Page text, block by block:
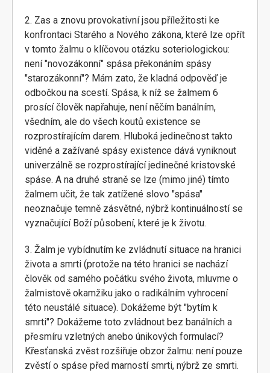
2. Zas a znovu provokativní jsou příležitosti ke
konfrontaci Starého a Nového zákona, které lze opřít
v tomto žalmu o klíčovou otázku soteriologickou:
není "novozákonní" spása překonáním spásy
"starozákonní"? Mám zato, že kladná odpověď je
odbočkou na scestí. Spása, k níž se žalmem 6
prosící člověk napřahuje, není něčím banálním,
všedním, ale do všech koutů existence se
rozprostírajícím darem. Hluboká jedinečnost takto
viděné a zažívané spásy existence dává vyniknout
univerzálně se rozprostírající jedinečné kristovské
spáse. A na druhé straně se lze (mimo jiné) tímto
žalmem učit, že tak zatížené slovo "spása"
neoznačuje temně zásvětné, nýbrž kontinuálností se
vyznačující Boží působení, které je k životu.
3. Žalm je vybídnutím ke zvládnutí situace na hranici
života a smrti (protože na této hranici se nachází
člověk od samého počátku svého života, mluvme o
žalmistově okamžiku jako o radikálním vyhrocení
této neustálé situace). Dokážeme být "bytím k
smrti"? Dokážeme toto zvládnout bez banálních a
přesmíru vzletných anebo únikových formulací?
Křesťanská zvěst rozšiřuje obzor žalmu: není pouze
zvěstí o spáse před marností smrti, nýbrž ze smrti.